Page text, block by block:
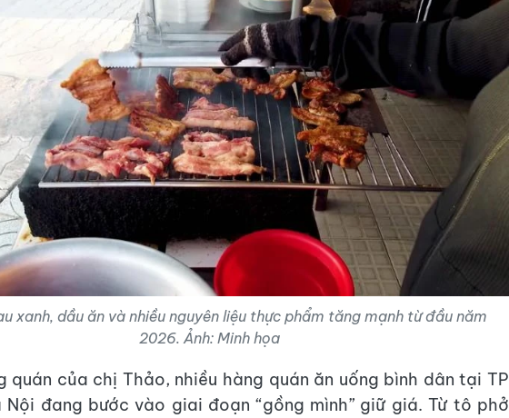
xanh, dầu ăn và nhiều nguyên liệu thực phẩm tăng mạnh từ đầu năm
2026. Ảnh: Minh họa
quán của chị Thảo, nhiều hàng quán ăn uống bình dân tại TP
Nội đang bước vào giai đoạn “gồng mình” giữ giá. Từ tô phở